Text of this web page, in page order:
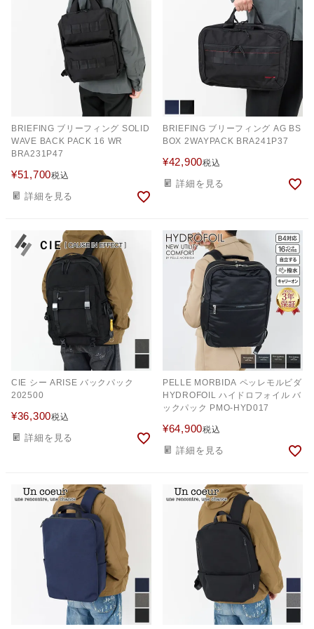
BRIEFING ブリーフィング SOLID
WAVE BACK PACK 16 WR
BRA231P47
¥51,700税込
詳細を見る
BRIEFING ブリーフィング AG BS
BOX 2WAYPACK BRA241P37
¥42,900税込
詳細を見る
CIE シー ARISE バックパック
202500
¥36,300税込
詳細を見る
PELLE MORBIDA ペッレモルビダ
HYDROFOIL ハイドロフォイル バ
ックパック PMO-HYD017
¥64,900税込
詳細を見る